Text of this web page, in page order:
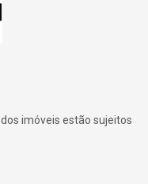
imóveis estão sujeitos